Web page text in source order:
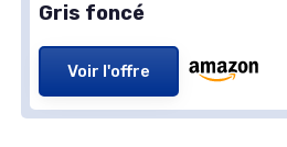
Gris foncé
Voir l'offre